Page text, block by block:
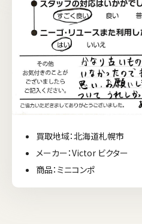
買取地域：北海道札幌市
メーカー：Victor ビクター
商品：ミニコンポ